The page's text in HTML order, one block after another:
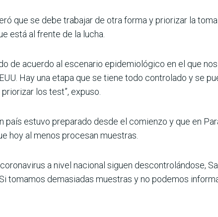
que se debe trabajar de otra forma y priorizar la
está al frente de la lucha.
de acuerdo al escenario epidemiológico en el que
Hay una etapa que se tiene todo controlado y se
los test”, expuso.
país estuvo preparado desde el comienzo y que en
hoy al menos procesan muestras.
a nivel nacional siguen descontrolándose,
tomamos demasiadas muestras y no podemos